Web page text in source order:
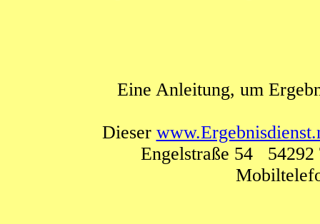
Eine Anleitung, um
Dieser
Engelstraße 54